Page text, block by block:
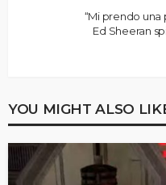
“Mi prendo una
Ed Sheeran
YOU MIGHT ALSO